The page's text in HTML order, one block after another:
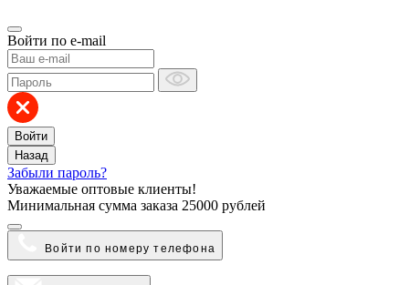
Войти по e-mail
Войти
Назад
Забыли пароль?
Уважаемые оптовые клиенты!
Минимальная сумма заказа 25000 рублей
Войти по номеру телефона